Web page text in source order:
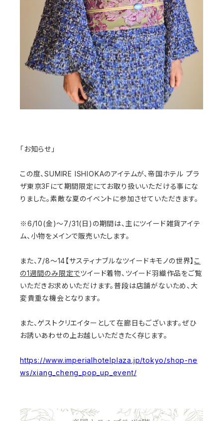
「お知らせ」
この度、SUMIRE ISHIOKAのアイテムが、帝国ホテル プラ
ザ東京3Fにて期間限定にてお取り扱いいただける事にな
りました。素敵な夏のイベントに参加させていただきます。
※6/10(金)〜7/31(日)の期間は、主にツイード雑貨アイテ
ム、小物をメインで販売いたします。
また、7/8～14【サスティナブルなツイードキモノの世界】 こ
の1週間のみ限定でツイード着物、ツイード羽織作品をご覧
いただきお求めいただけます。普段は店舗がないため、大
変貴重な機会となります。
また、ゲストクリエイターとして在廊日もございます。ぜひ
お誘いあわせの上お越しいただきたく存じます。
https://www.imperialhotelplaza.jp/tokyo/shop-ne
ws/xiang_cheng_pop_up_event/